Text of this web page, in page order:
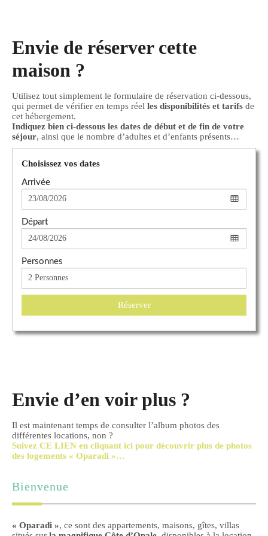
Envie de réserver cette
maison ?
Utilisez tout simplement le formulaire de réservation ci-dessous,
qui permet de vérifier en temps réel les disponibilités et tarifs de
cet hébergement.
Indiquez bien ci-dessous les dates de début et de fin de votre
séjour, ainsi que le nombre d’adultes et d’enfants présents…
Choisissez vos dates
Arrivée
Départ
Personnes
Réserver
Envie d’en voir plus ?
Il est maintenant temps de consulter l’album photos des
différentes locations, non ?
Suivez CE LIEN en cliquant ici pour découvrir plus de photos
des logements « Oparadi »…
Bienvenue
« Oparadi », ce sont des appartements, maisons, gîtes, villas